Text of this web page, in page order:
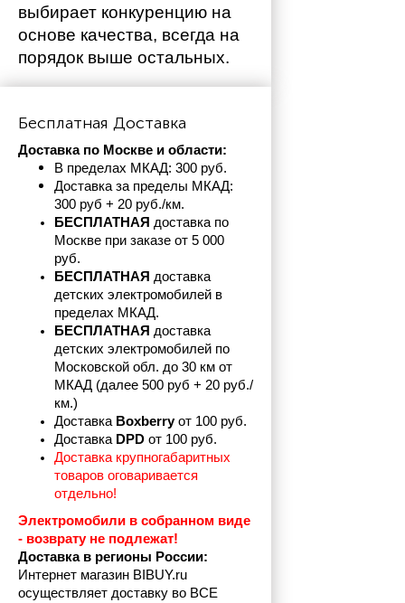
выбирает конкуренцию на
основе качества, всегда на
порядок выше остальных.
Бесплатная Доставка
Доставка по Москве и области:
В пределах МКАД: 300 руб.
Доставка за пределы МКАД:
300 руб + 20 руб./км.
БЕСПЛАТНАЯ доставка по
Москве при заказе от 5 000
руб.
БЕСПЛАТНАЯ доставка
детских электромобилей в
пределах МКАД.
БЕСПЛАТНАЯ доставка
детских электромобилей по
Московской обл. до 30 км от
МКАД (далее 500 руб + 20 руб./
км.)
Доставка Boxberry от 100 руб.
Доставка DPD от 100 руб.
Доставка крупногабаритных
товаров оговаривается
отдельно!
Электромобили в собранном виде
- возврату не подлежат!
Доставка в регионы России:
Интернет магазин BIBUY.ru
осуществляет доставку во ВСЕ